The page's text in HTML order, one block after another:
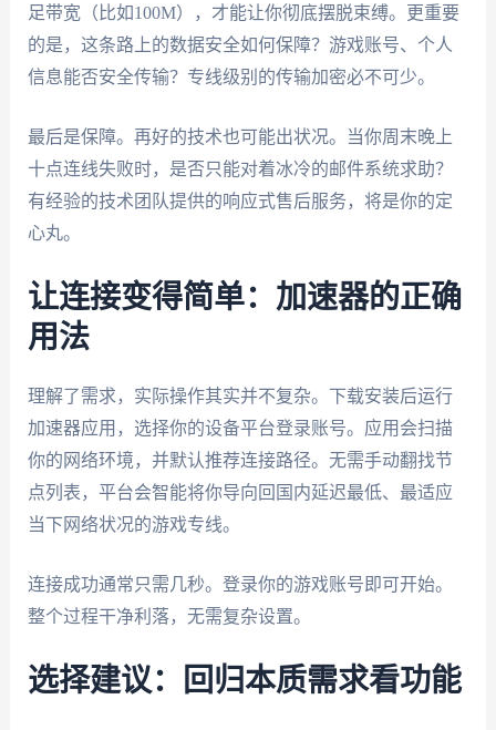
足带宽（比如100M），才能让你彻底摆脱束缚。更重要
的是，这条路上的数据安全如何保障？游戏账号、个人
信息能否安全传输？专线级别的传输加密必不可少。
最后是保障。再好的技术也可能出状况。当你周末晚上
十点连线失败时，是否只能对着冰冷的邮件系统求助？
有经验的技术团队提供的响应式售后服务，将是你的定
心丸。
让连接变得简单：加速器的正确
用法
理解了需求，实际操作其实并不复杂。下载安装后运行
加速器应用，选择你的设备平台登录账号。应用会扫描
你的网络环境，并默认推荐连接路径。无需手动翻找节
点列表，平台会智能将你导向回国内延迟最低、最适应
当下网络状况的游戏专线。
连接成功通常只需几秒。登录你的游戏账号即可开始。
整个过程干净利落，无需复杂设置。
选择建议：回归本质需求看功能